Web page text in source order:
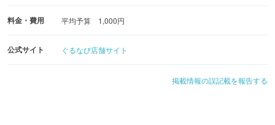
料金・費用 平均予算 1,000円
公式サイト ぐるなび店舗サイト
掲載情報の誤記載を報告する